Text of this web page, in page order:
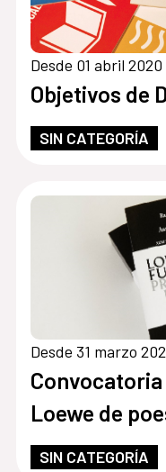
Desde 01 abril
Objetivos de
SIN CATEGORÍA
Desde 31 marzo
Loewe de
SIN CATEGORÍA